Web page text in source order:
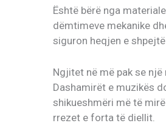
Është bërë nga
dëmtimeve mekanike
siguron heqjen e
Ngjitet në më pak se
Dashamirët e muzikës
shikueshmëri më të
rrezet e forta të diellit.